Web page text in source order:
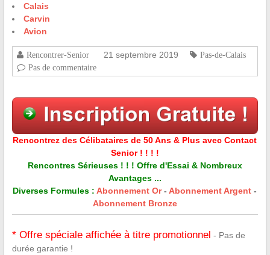
Calais
Carvin
Avion
Rencontrer-Senior 21 septembre 2019
Pas-de-Calais
Pas de commentaire
Rencontrez des Célibataires de 50 Ans & Plus avec Contact
Senior ! ! ! !
Rencontres Sérieuses ! ! ! Offre d'Essai & Nombreux
Avantages ...
Diverses Formules : Abonnement Or-Abonnement Argent -
Abonnement Bronze
* Offre spéciale affichée à titre promotionnel - Pas de
durée garantie !